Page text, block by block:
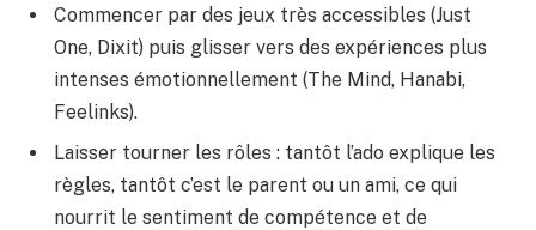
Commencer par des jeux très accessibles (Just
One, Dixit) puis glisser vers des expériences plus
intenses émotionnellement (The Mind, Hanabi,
Feelinks).
Laisser tourner les rôles : tantôt l’ado explique les
règles, tantôt c’est le parent ou un ami, ce qui
nourrit le sentiment de compétence et de